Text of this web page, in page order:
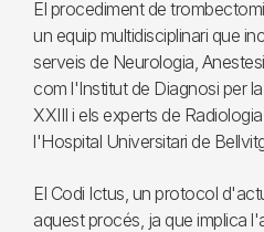
El procediment de
un equip multidisciplinari que
serveis de Neurologia,
com l'Institut de Diagnosi per
XXIII i els experts de
l'Hospital Universitari de
El Codi Ictus, un protocol
aquest procés, ja que implica